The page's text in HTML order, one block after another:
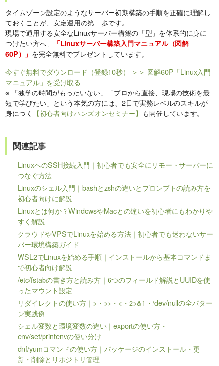
タイムゾーン設定のようなサーバー初期構築の手順を正確に理解し
ておくことが、安定運用の第一歩です。
現場で通用する安全なLinuxサーバー構築の「型」を体系的に身に
つけたい方へ、
「Linuxサーバー構築入門マニュアル（図解
60P）」 を完全無料でプレゼントしています。
今すぐ無料でダウンロード（登録10秒）
＞＞ 図解60P「Linux入門
マニュアル」を受け取る
※ 「独学の時間がもったいない」「プロから直接、現場の技術を最
短で学びたい」という本気の方には、2日で実務レベルのスキルが
身につく
【初心者向けハンズオンセミナー】 も開催しています。
関連記事
LinuxへのSSH接続入門｜初心者でも安全にリモートサーバーに
つなぐ方法
Linuxのシェル入門｜bashとzshの違いとプロンプトの読み方を
初心者向けに解説
Linuxとは何か？WindowsやMacとの違いを初心者にもわかりや
すく解説
クラウドやVPSでLinuxを始める方法｜初心者でも迷わないサー
バー環境構築ガイド
WSL2でLinuxを始める手順｜インストールから基本コマンドま
で初心者向け解説
/etc/fstabの書き方と読み方｜6つのフィールド解説とUUIDを使
ったマウント設定
リダイレクトの使い方｜>・>>・<・2>&1・/dev/nullの全パター
ン実践例
シェル変数と環境変数の違い｜exportの使い方・
env/set/printenvの使い分け
dnf/yumコマンドの使い方｜パッケージのインストール・更
新・削除とリポジトリ管理